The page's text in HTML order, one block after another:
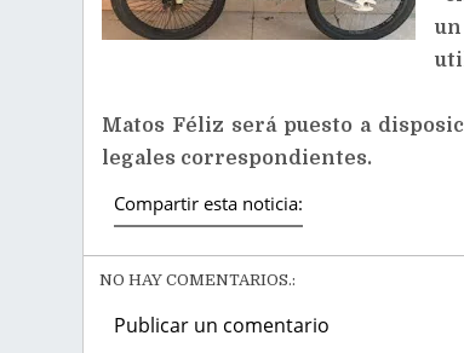
Matos Féliz será puesto a
legales correspondientes.
Compartir esta noticia:
NO HAY COMENTARIOS.:
Publicar un comentario